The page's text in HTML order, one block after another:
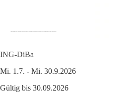
ING-DiBa
Mi. 1.7. - Mi. 30.9.2026
Gültig bis 30.09.2026